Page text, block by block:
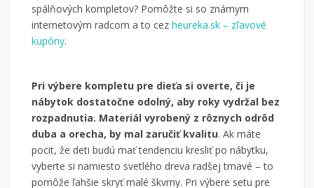
spálňových kompletov? Pomôžte si so známym
internetovým radcom a to cez heureka.sk – zľavové
kupóny.
Pri výbere kompletu pre dieťa si overte, či je
nábytok dostatočne odolný, aby roky vydržal bez
rozpadnutia. Materiál vyrobený z rôznych odrôd
duba a orecha, by mal zaručiť kvalitu. Ak máte
pocit, že deti budú mať tendenciu kresliť po nábytku,
vyberte si namiesto svetlého dreva radšej tmavé – to
pomôže ľahšie skryť malé škvrny. Pri výbere setu pre